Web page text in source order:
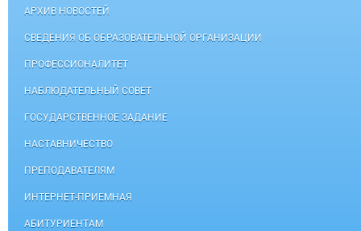
АРХИВ НОВОСТЕЙ
СВЕДЕНИЯ ОБ ОБРАЗОВАТЕЛЬНОЙ ОРГАНИЗАЦИИ
ПРОФЕССИОНАЛИТЕТ
НАБЛЮДАТЕЛЬНЫЙ СОВЕТ
ГОСУДАРСТВЕННОЕ ЗАДАНИЕ
НАСТАВНИЧЕСТВО
ПРЕПОДАВАТЕЛЯМ
ИНТЕРНЕТ-ПРИЕМНАЯ
АБИТУРИЕНТАМ